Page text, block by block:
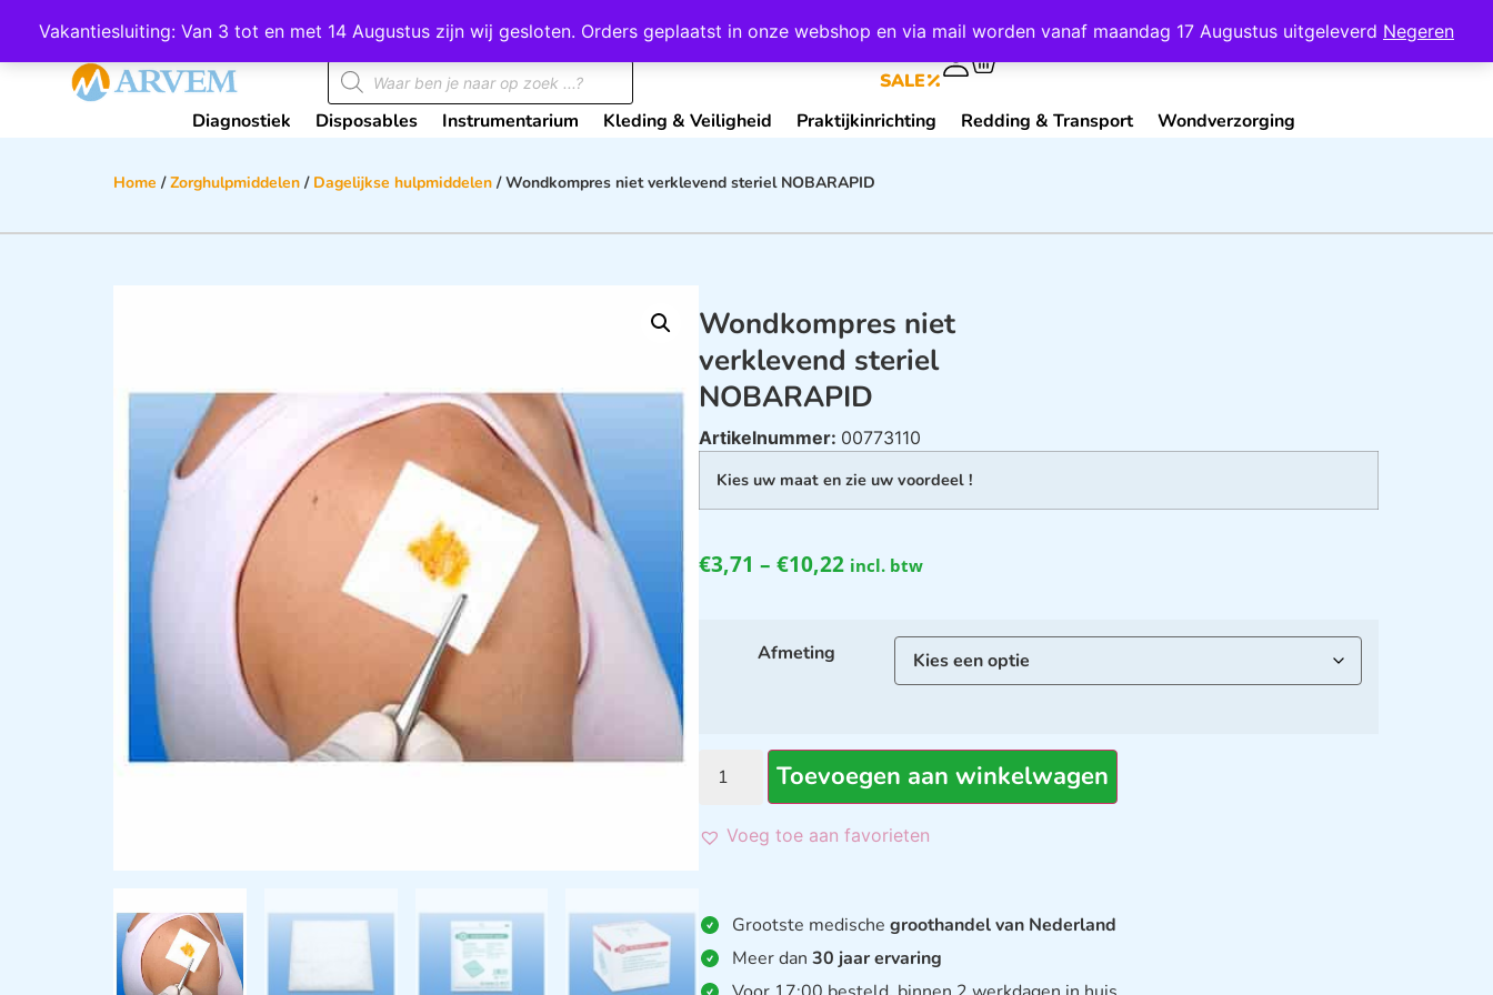
Vakantiesluiting: Van 3 tot en met 14 Augustus zijn wij gesloten. Orders geplaatst in onze webshop en via mail worden vanaf maandag 17 Augustus uitgeleverd Negeren
Wij scoren een 4,8 op Google Mijn Account Contact
SALE
Diagnostiek Disposables Instrumentarium Kleding & Veiligheid Praktijkinrichting Redding & Transport Wondverzorging
Home /Zorghulpmiddelen / Dagelijkse hulpmiddelen / Wondkompres niet verklevend steriel NOBARAPID
Wondkompres niet
verklevend steriel
NOBARAPID
Artikelnummer: 00773110
Kies uw maat en zie uw voordeel !
€3,71 – €10,22 incl. btw
Afmeting
Toevoegen aan winkelwagen
Voeg toe aan favorieten
Grootste medischegroothandel van Nederland
Meer dan30 jaar ervaring